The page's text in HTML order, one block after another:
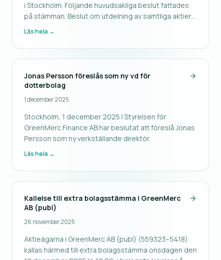
i Stockholm. Följande huvudsakliga beslut fattades
på stämman. Beslut om utdelning av samtliga aktier i
ServiceLine24 AB (publ) enligt LEX ASEA Stämman
ut GreenMerc AB (publ)
Läs hela →
Jonas Persson föreslås som ny vd för
dotterbolag
1 december 2025
Stockholm, 1 december 2025 | Styrelsen för
GreenMerc Finance AB har beslutat att föreslå Jonas
Persson som ny verkställande direktör.
Läs hela →
Kallelse till extra bolagsstämma i GreenMerc
AB (publ)
26 november 2025
Aktieägarna i GreenMerc AB (publ) (559323–5418)
kallas härmed till extra bolagsstämma onsdagen den